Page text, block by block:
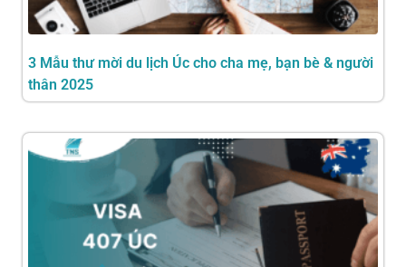
3 Mẫu thư mời du lịch Úc cho cha mẹ, bạn bè & người
thân 2025